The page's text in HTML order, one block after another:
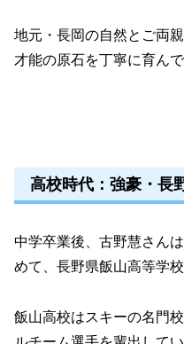
地元・長岡の自然とご両
才能の原石を丁寧に育ん
高校時代：強豪・長
中学卒業後、古野慧さん
めて、長野県飯山高等学
飯山高校はスキーの名門